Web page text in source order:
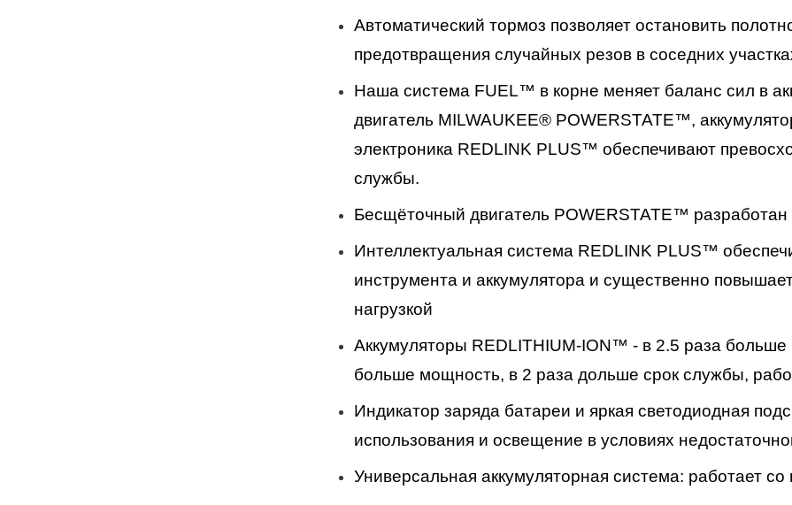
Автоматический тормоз позволяет остановить
предотвращения случайных резов в соседних
Наша система FUEL™ в корне меняет баланс сил в
двигатель MILWAUKEE® POWERSTATE™,
электроника REDLINK PLUS™ обеспечивают
службы.
Бесщёточный двигатель POWERSTATE™ разработан
Интеллектуальная система REDLINK PLUS™
инструмента и аккумулятора и существенно
нагрузкой
Аккумуляторы REDLITHIUM-ION™ - в 2.5 раза
больше мощность, в 2 раза дольше срок службы,
Индикатор заряда батареи и яркая светодиодная
использования и освещение в условиях
Универсальная аккумуляторная система: работает